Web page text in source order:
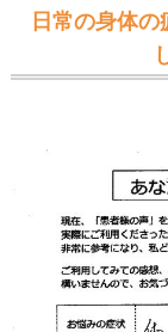
日常の身体